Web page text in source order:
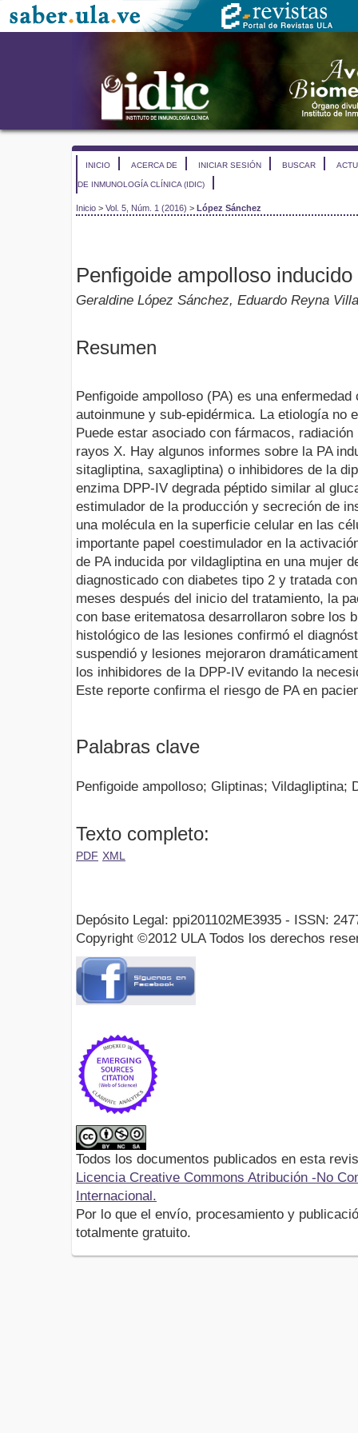
INICIO ACERCA DE INICIAR SESIÓN BUSCAR
DE INMUNOLOGÍA CLÍNICA (IDIC)
Inicio > Vol. 5, Núm. 1 (2016) > López Sánchez
Penfigoide ampolloso
Geraldine López Sánchez, Eduardo Reyna
Resumen
Penfigoide ampolloso (PA) es una
autoinmune y sub-epidérmica. La etiología no
Puede estar asociado con fármacos,
rayos X. Hay algunos informes sobre la PA
sitagliptina, saxagliptina) o inhibidores de la
enzima DPP-IV degrada péptido similar al
estimulador de la producción y secreción de
una molécula en la superficie celular en las
importante papel coestimulador en la
de PA inducida por vildagliptina en una mujer
diagnosticado con diabetes tipo 2 y tratada
meses después del inicio del tratamiento, la
con base eritematosa desarrollaron sobre los
histológico de las lesiones confirmó el
suspendió y lesiones mejoraron
los inhibidores de la DPP-IV evitando la
Este reporte confirma el riesgo de PA en
Palabras clave
Penfigoide ampolloso; Gliptinas; Vildagliptina;
Texto completo:
PDF XML
Depósito Legal: ppi201102ME3935 - ISSN:
Copyright ©2012 ULA Todos los derechos
Todos los documentos publicados en esta
Licencia Creative Commons Atribución -No
Internacional.
Por lo que el envío, procesamiento y
totalmente gratuito.